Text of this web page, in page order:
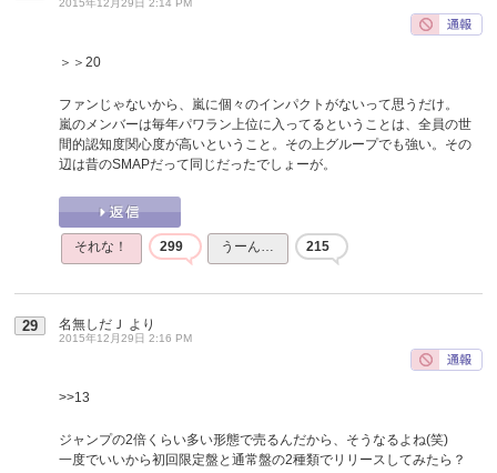
2015年12月29日 2:14 PM
＞＞20
ファンじゃないから、嵐に個々のインパクトがないって思うだけ。
嵐のメンバーは毎年パワラン上位に入ってるということは、全員の世
間的認知度関心度が高いということ。その上グループでも強い。その
辺は昔のSMAPだって同じだったでしょーが。
それな！ 299 うーん… 215
29 名無しだＪ より
2015年12月29日 2:16 PM
>>13
ジャンプの2倍くらい多い形態で売るんだから、そうなるよね(笑)
一度でいいから初回限定盤と通常盤の2種類でリリースしてみたら？